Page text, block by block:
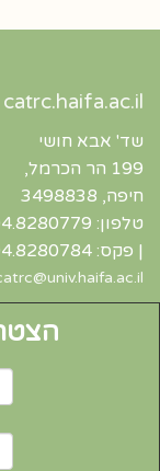
catrc.haifa.ac.il
שד' אבא חושי
199 הר הכרמל,
חיפה, 3498838
טלפון:
| פקס: 04.8280784 | מעבדה: 052.6178204